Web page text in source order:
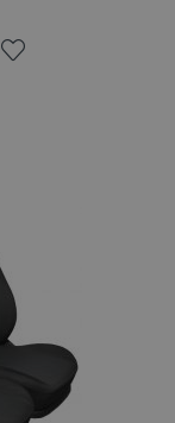
Deseos